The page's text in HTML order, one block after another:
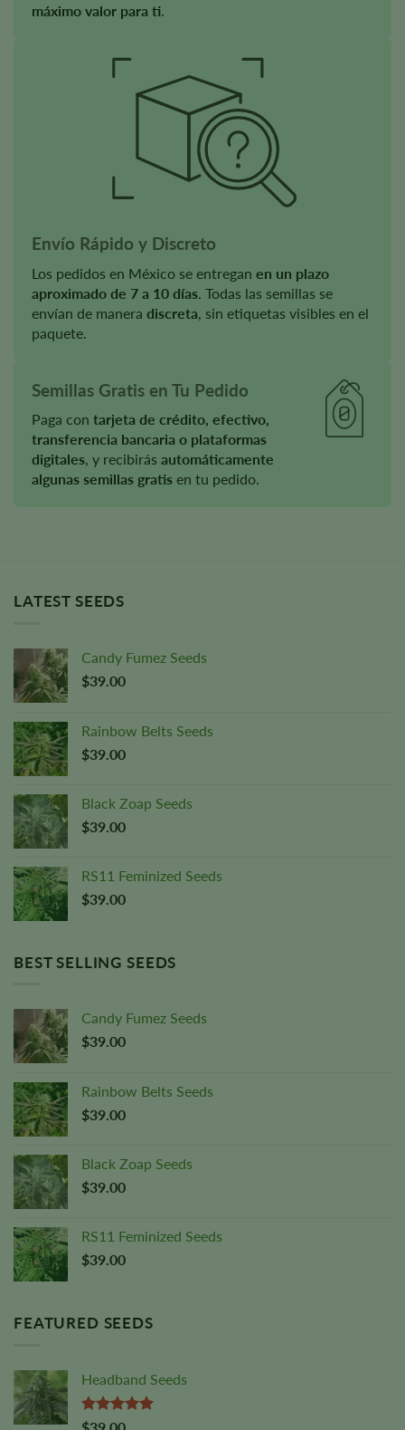
Envío Rápido y Discreto
Los pedidos en México se entregan en un plazo
aproximado de 7 a 10 días . Todas las semillas se
envían de manera discreta , sin etiquetas visibles en el
paquete.
máximo valor para ti.
Semillas Gratis en Tu Pedido
Paga con tarjeta de crédito, efectivo,
transferencia bancaria o plataformas
digitales, y recibirás automáticamente
algunas semillas gratis en tu pedido.
LATEST SEEDS
Candy Fumez Seeds
$39.00
Rainbow Belts Seeds
$39.00
Black Zoap Seeds
$39.00
RS11 Feminized Seeds
$39.00
BEST SELLING SEEDS
Candy Fumez Seeds
$39.00
Rainbow Belts Seeds
$39.00
Black Zoap Seeds
$39.00
RS11 Feminized Seeds
$39.00
FEATURED SEEDS
Headband Seeds
Rated5.00